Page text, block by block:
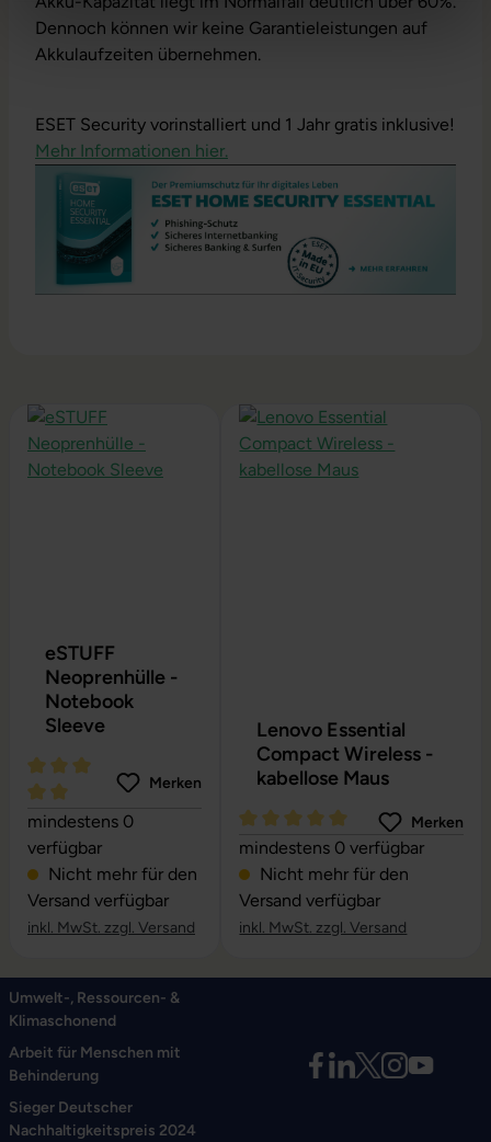
Dennoch können wir keine Garantieleistungen auf
Akkulaufzeiten übernehmen.
ESET Security vorinstalliert und 1 Jahr gratis inklusive!
Mehr Informationen hier.
Produktgalerie überspringen
eSTUFF
Neoprenhülle -
Notebook
Sleeve
Durchschnittliche Bewertung von 5 von 5 Sternen
Merken
mindestens 0
verfügbar
Nicht mehr für den
Versand verfügbar
inkl. MwSt. zzgl. Versand
Lenovo Essential
Compact Wireless -
kabellose Maus
Durchschnittliche Bewertung
Merken
mindestens 0 verfügbar
Nicht mehr für den
Versand verfügbar
inkl. MwSt. zzgl. Versand
Umwelt-, Ressourcen- &
Klimaschonend
Arbeit für Menschen mit
Behinderung
Sieger Deutscher
Nachhaltigkeitspreis 2024